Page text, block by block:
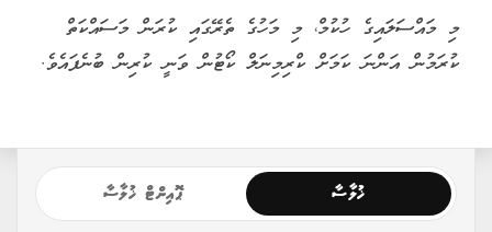
މި މައްސަލައިގެ ހުކުމް، މި މަހުގެ ތެރޭގައި ކުރަން މަސައްކަތް
ކުރަމުން އަންނަ ކަމަށް ކްރިމިނަލް ކޯޓުން ވަނީ ކުރިން ބުނެފައެވެ.
ޚުލާސާ ޕޮއިންޓް ޚުލާސާ